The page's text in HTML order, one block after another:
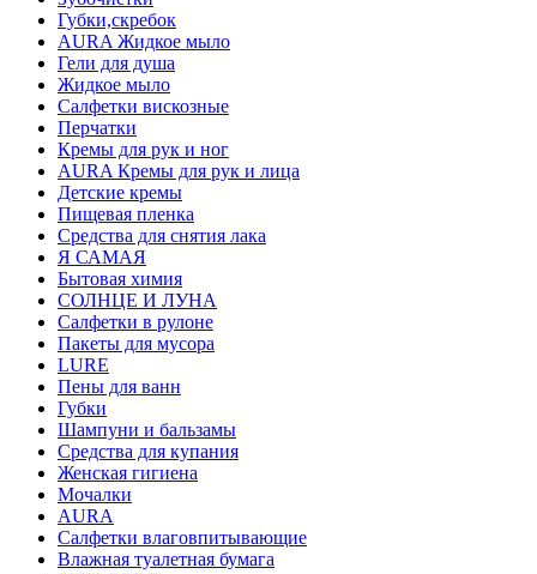
Губки,скребок
AURA Жидкое мыло
Гели для душа
Жидкое мыло
Салфетки вискозные
Перчатки
Кремы для рук и ног
AURA Кремы для рук и лица
Детские кремы
Пищевая пленка
Средства для снятия лака
Я САМАЯ
Бытовая химия
СОЛНЦЕ И ЛУНА
Салфетки в рулоне
Пакеты для мусора
LURE
Пены для ванн
Губки
Шампуни и бальзамы
Средства для купания
Женская гигиена
Мочалки
AURA
Салфетки влаговпитывающие
Влажная туалетная бумага